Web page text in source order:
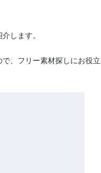
します。
、フリー素材探しにお役立